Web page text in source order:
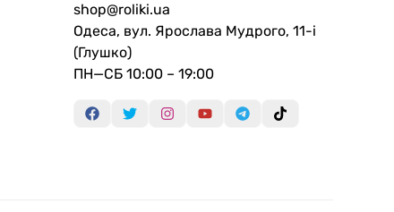
shop@roliki.ua
Одеса, вул. Ярослава Мудрого, 11-i
(Глушко)
ПН—СБ 10:00 – 19:00